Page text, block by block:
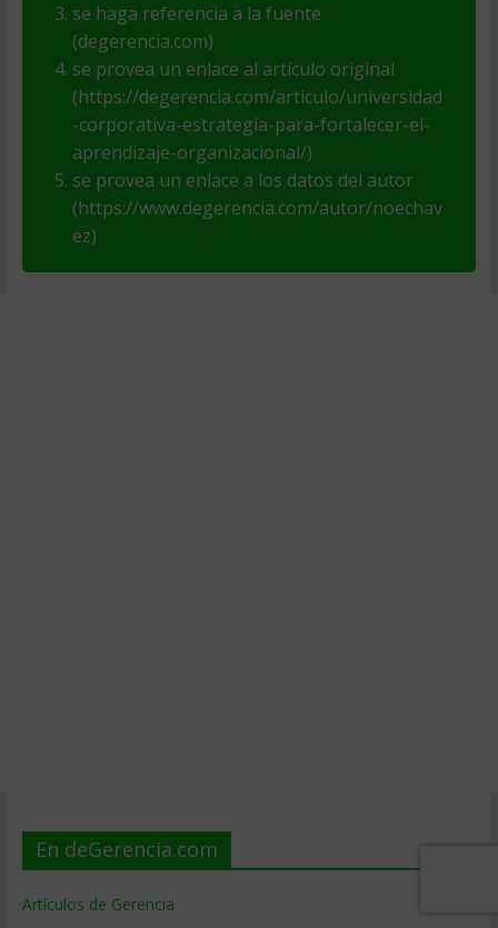
se haga referencia a la fuente
(degerencia.com)
se provea un enlace al artículo original
(https://degerencia.com/articulo/universidad
-corporativa-estrategia-para-fortalecer-el-
aprendizaje-organizacional/)
se provea un enlace a los datos del autor
(https://www.degerencia.com/autor/noechav
ez)
En deGerencia.com
Artículos de Gerencia